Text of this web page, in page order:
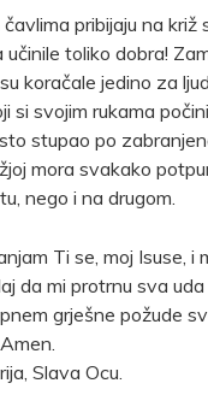
pribijaju na križ
učinile toliko dobra!
koračale jedino za
si svojim rukama
stupao po
mora svakako
nego i na drugom.
Ti se, moj Isuse, i
da mi protrnu sva
grješne požude
Slava Ocu.